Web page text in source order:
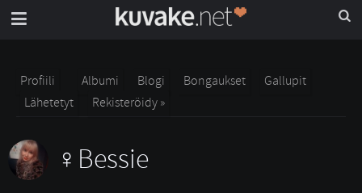
Profiili Albumi Blogi Bongaukset
Gallupit
Lähetetyt
Rekisteröidy »
Bessie